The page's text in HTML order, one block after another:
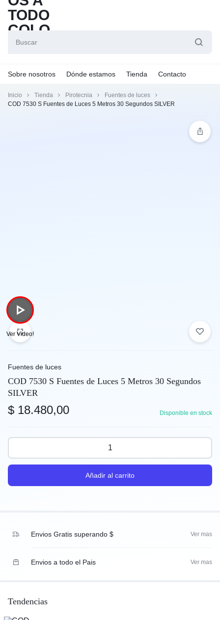
Sobre nosotros Dónde estamos Tienda Contacto
Inicio Tienda Pirotecnia
Fuentes de luces
COD 7530 S Fuentes de Luces 5 Metros 30 Segundos SILVER
Fuentes de luces
COD 7530 S Fuentes de Luces 5 Metros 30 Segundos
SILVER
$ 18.480,00 Disponible en stock
Añadir al carrito
Envios Gratis superando $ Ver mas
Envios a todo el Pais Ver mas
Tendencias